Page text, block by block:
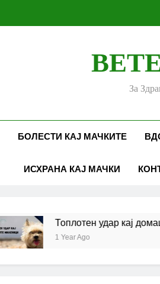
За
БОЛЕСТИ КАЈ МАЧКИТЕ
ИСХРАНА КАЈ МАЧКИ
Топлотен удар кај
1 Year Ago